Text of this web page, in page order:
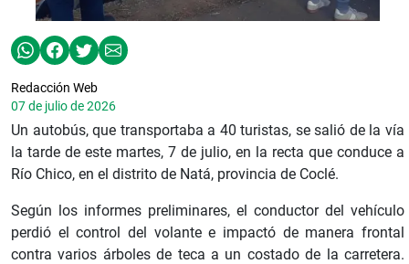
Redacción Web
07 de julio de 2026
Un autobús, que transportaba a 40 turistas, se salió de la vía
la tarde de este martes, 7 de julio, en la recta que conduce a
Río Chico, en el distrito de Natá, provincia de Coclé.
Según los informes preliminares, el conductor del vehículo
perdió el control del volante e impactó de manera frontal
contra varios árboles de teca a un costado de la carretera.